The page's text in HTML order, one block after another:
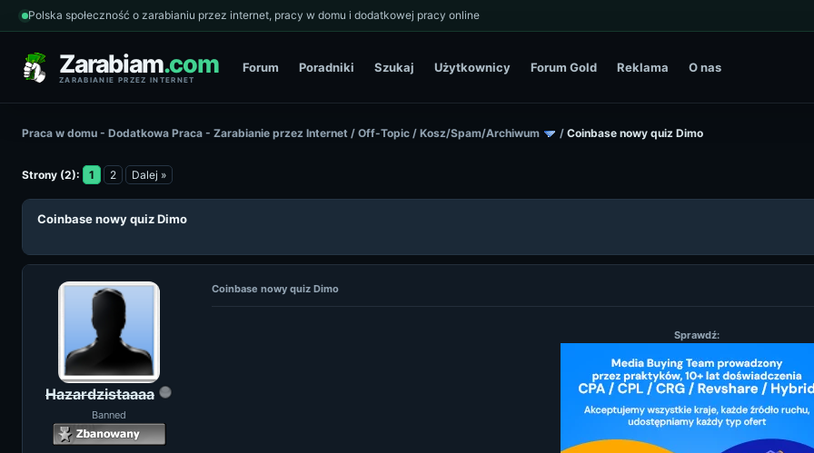
Polska społeczność o zarabianiu przez internet, pracy w domu i dodatkowej pracy online
Zarabiam.com
ZARABIANIE PRZEZ INTERNET
Forum Poradniki Szukaj Użytkownicy Forum Gold Reklama O nas
Praca w domu - Dodatkowa Praca - Zarabianie przez Internet / Off-Topic / Kosz/Spam/Archiwum / Coinbase nowy quiz Dimo
Strony (2): 1 2 Dalej »
Coinbase nowy quiz Dimo
Hazardzistaaaa
Banned
Coinbase nowy quiz Dimo
Sprawdź: